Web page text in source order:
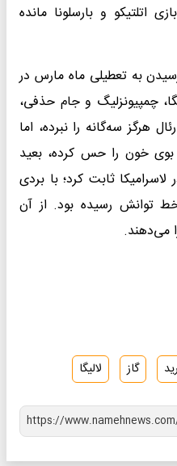
اتلتیکو و بارسلونا مانده
به تعطیلی ماه مارس در
چمپیونزلیگ و جام حذفی،
هرگز سه‌گانه را نبرده، اما
بوی خون را حس کرده، بعید
ثابت کرد؛ با بردی
توانش رسیده بود. از آن
می‌دهند.
گاز لالیگا